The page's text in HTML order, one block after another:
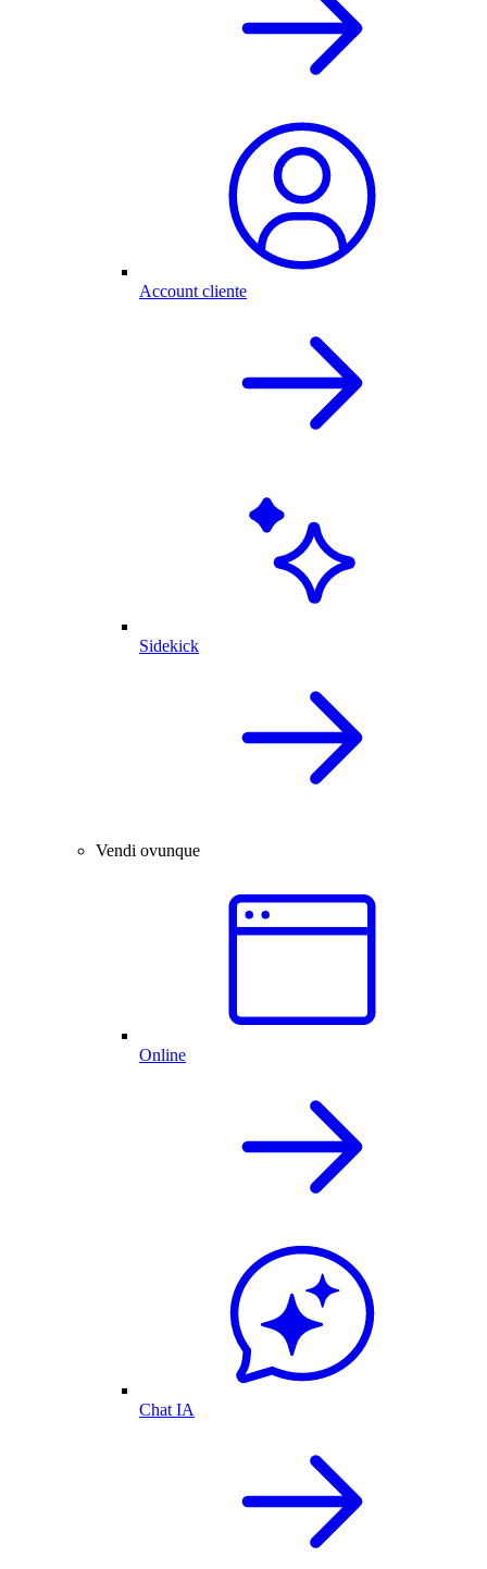
Account cliente
Sidekick
Vendi ovunque
Online
Chat IA